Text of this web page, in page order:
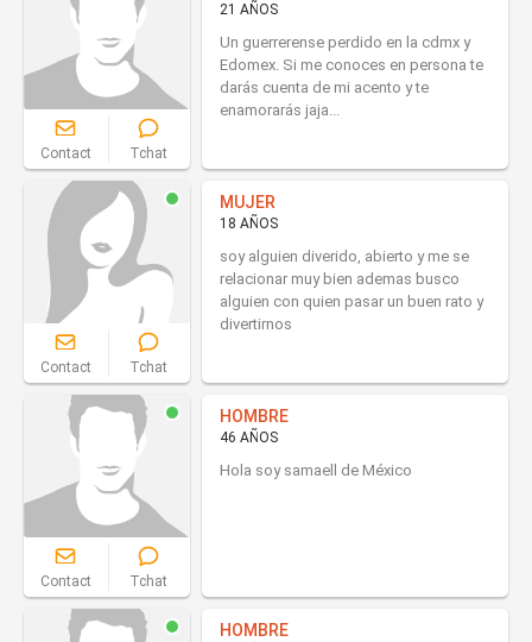
Contact Tchat
21 AÑOS
Un guerrerense perdido en la cdmx y
Edomex. Si me conoces en persona te
darás cuenta de mi acento y te
enamorarás jaja...
Contact Tchat
MUJER
18 AÑOS
soy alguien diverido, abierto y me se
relacionar muy bien ademas busco
alguien con quien pasar un buen rato y
divertirnos
Contact Tchat
HOMBRE
46 AÑOS
Hola soy samaell de México
HOMBRE